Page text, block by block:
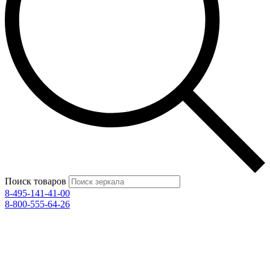
Поиск товаров
8-495-141-41-00
8-800-555-64-26